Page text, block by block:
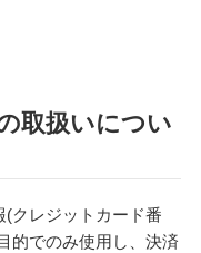
取扱いについ
クレジットカード番
的でのみ使用し、決済